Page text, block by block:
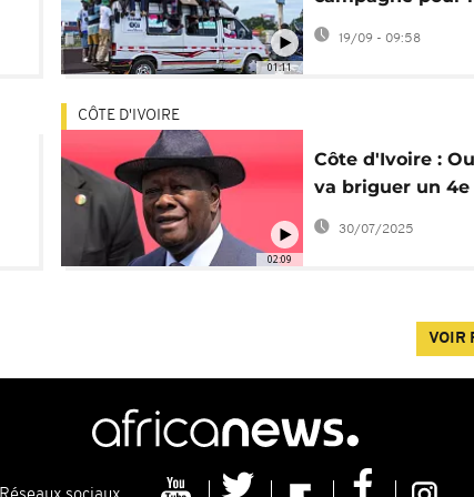
01:11
référendum
constitutionnel
19/09 - 09:58
02:09
CÔTE D'IVOIRE
Côte d'Ivoire :
va briguer un 4e
mandat
30/07/2025
VOIR